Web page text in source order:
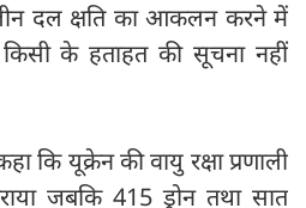
दल क्षति का आकलन करने में
के हताहत की सूचना नहीं
कि यूक्रेन की वायु रक्षा प्रणाली
जबकि 415 ड्रोन तथा सात